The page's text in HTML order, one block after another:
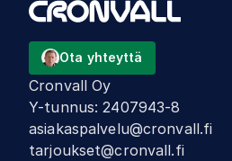
Ota yhteyttä
Cronvall Oy
Y-tunnus:2407943-8
asiakaspalvelu@cronvall.fi
tarjoukset@cronvall.fi